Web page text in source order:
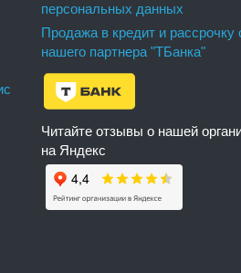
персональных данных
Продажа в кредит и рассрочку
нашего партнера "ТБанка"
Читайте отзывы о нашей
на Яндекс